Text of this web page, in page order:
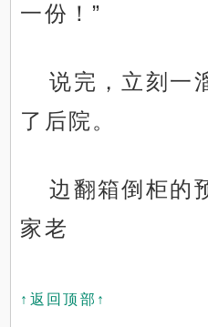
一份！”
说完，立刻一
了后院。
边翻箱倒柜的
家老
↑返回顶部↑